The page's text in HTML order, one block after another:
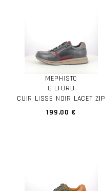
MEPHISTO
GILFORD
CUIR LISSE NOIR LACET ZIP
199.00 €